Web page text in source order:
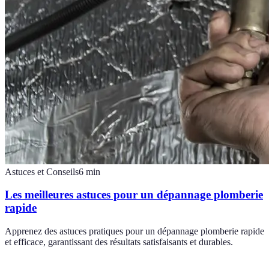
Astuces et Conseils6 min
Les meilleures astuces pour un dépannage plomberie
rapide
Apprenez des astuces pratiques pour un dépannage plomberie rapide
et efficace, garantissant des résultats satisfaisants et durables.